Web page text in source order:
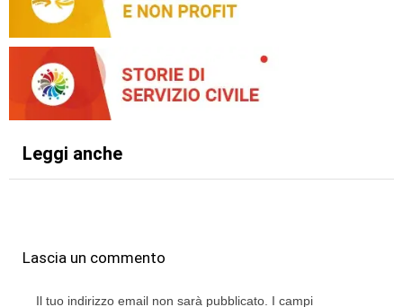
Leggi anche
Lascia un commento
Il tuo indirizzo email non sarà pubblicato. I campi